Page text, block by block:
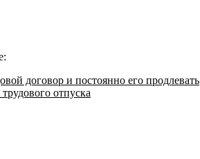
договор и постоянно его продлевать
отпуска